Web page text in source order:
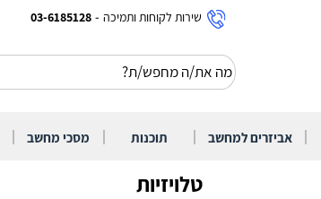
שירות לקוחות ותמיכה -
03-6185128
| אביזרים למחשב | תוכנות | מסכי מחשב |
טלויזיות